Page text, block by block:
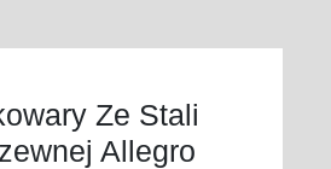
Ze Stali
Allegro